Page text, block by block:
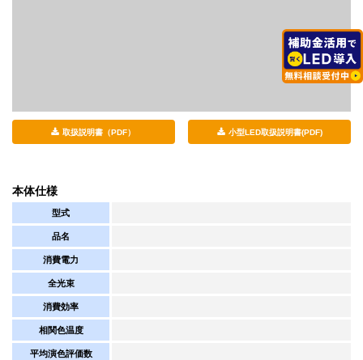
取扱説明書（PDF） 小型LED取扱説明書(PDF)
本体仕様
型式
品名
消費電力
全光束
消費効率
相関色温度
平均演色評価数